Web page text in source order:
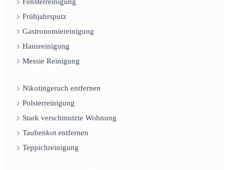
Fensterreinigung
Frühjahrsputz
Gastronomiereinigung
Hausreinigung
Messie Reinigung
Nikotingeruch entfernen
Polsterreinigung
Stark verschmutzte Wohnung
Taubenkot entfernen
Teppichreinigung